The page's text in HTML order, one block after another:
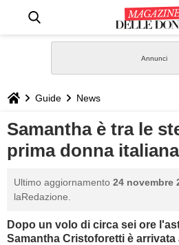
STILE
BIOGRAFIE
DEFINIZIONI
GASTRONOMIA
Guide News
Samantha è tra le
prima donna
Ultimo aggiornamento 24 novembre
laRedazione.
Dopo un volo di circa sei ore
Samantha Cristoforetti è